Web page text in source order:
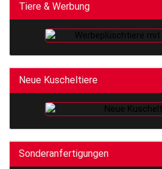
Tiere & Werbung
Neue Kuscheltiere
Sonderanfertigungen